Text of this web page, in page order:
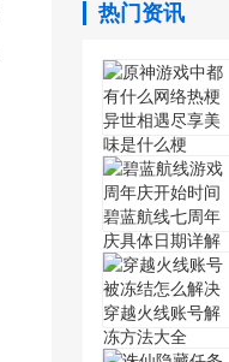
热门资讯